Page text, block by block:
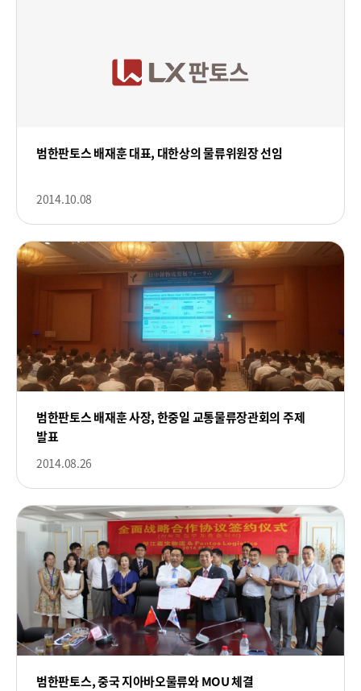
범한판토스 배재훈 대표, 대한상의 물류위원장 선임
2014.10.08
범한판토스 배재훈 사장, 한중일 교통물류장관회의 주제
발표
2014.08.26
범한판토스, 중국 지아바오물류와 MOU 체결